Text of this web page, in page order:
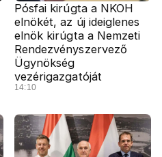
Pósfai kirúgta a NKOH
elnökét, az új ideiglenes
elnök kirúgta a Nemzeti
Rendezvényszervező
Ügynökség
vezérigazgatóját
14:10